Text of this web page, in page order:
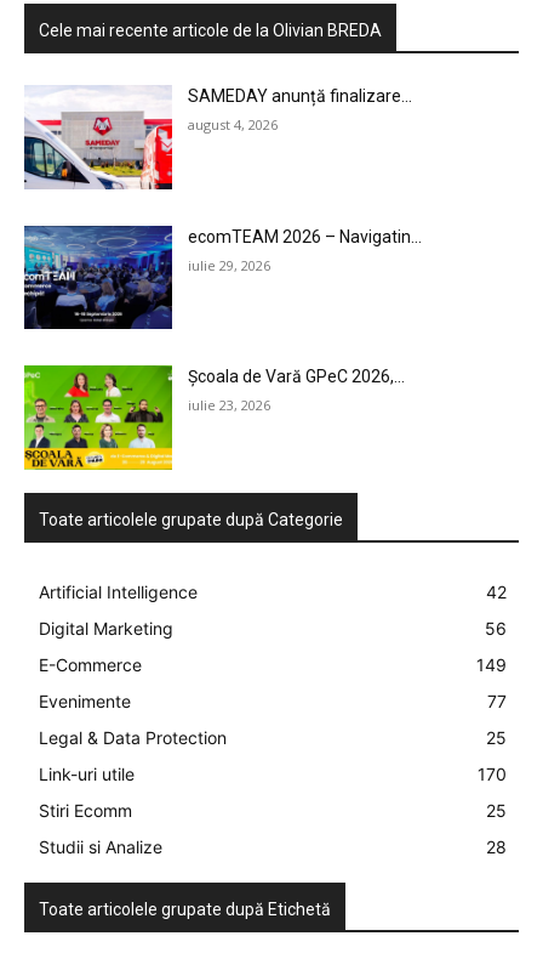
Cele mai recente articole de la Olivian BREDA
SAMEDAY anunță finalizare...
august 4, 2026
ecomTEAM 2026 – Navigatin...
iulie 29, 2026
Școala de Vară GPeC 2026,...
iulie 23, 2026
Toate articolele grupate după Categorie
Artificial Intelligence
42
Digital Marketing
56
E-Commerce
149
Evenimente
77
Legal & Data Protection
25
Link-uri utile
170
Stiri Ecomm
25
Studii si Analize
28
Toate articolele grupate după Etichetă